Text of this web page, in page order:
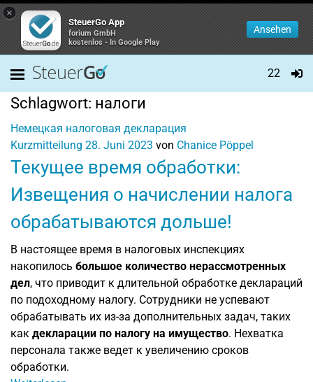
×
SteuerGo App
forium GmbH
kostenlos - In Google Play
Ansehen
22
Schlagwort: налоги
Немецкая налоговая декларация
Kurzmitteilung 28. Juni 2023 von Chanice Pöppel
Текущее время обработки:
Извещения о начислении налога
обрабатываются дольше!
В настоящее время в налоговых инспекциях
накопилось большое количество нерассмотренных
дел, что приводит к длительной обработке деклараций
по подоходному налогу. Сотрудники не успевают
обрабатывать их из-за дополнительных задач, таких
как декларации по налогу на имущество. Нехватка
персонала также ведет к увеличению сроков
обработки.